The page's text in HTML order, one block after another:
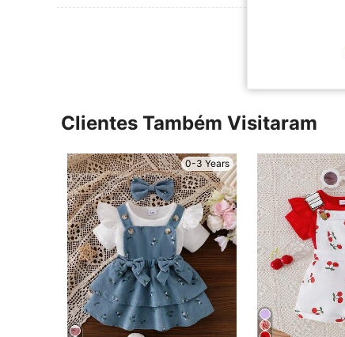
Clientes Também Visitaram
0-3 Years